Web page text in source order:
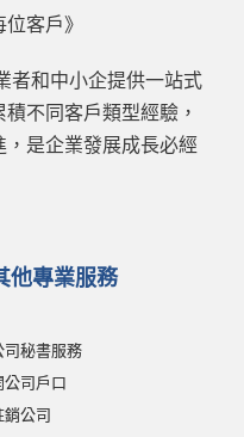
客戶》
者和中小企提供一站式
不同客戶類型經驗，
是企業發展成長必經
他專業服務
司秘書服務
公司戶口
銷公司